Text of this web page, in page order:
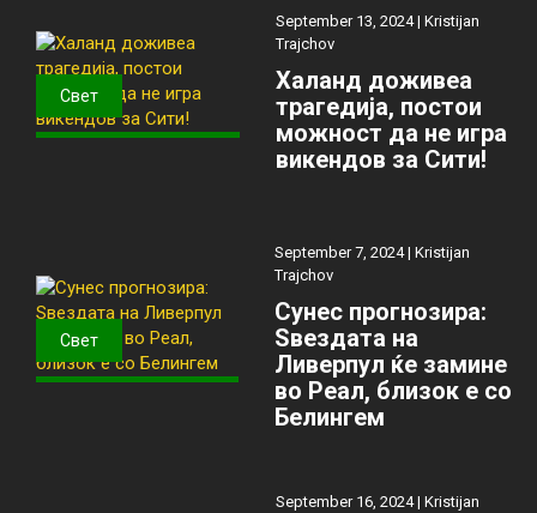
Свет
September 13, 2024 |Kristijan
Trajchov
Халанд доживеа
трагедија, постои
можност да не игра
викендов за Сити!
Свет
September 7, 2024 |Kristijan
Trajchov
Сунес прогнозира:
Ѕвездата на
Ливерпул ќе замине
во Реал, близок е со
Белингем
September 16, 2024 | Kristijan